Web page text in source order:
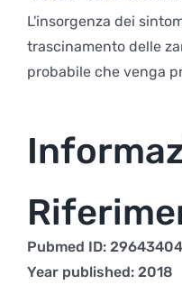
L'insorgenza dei
trascinamento delle
probabile che venga
Pubmed ID: 29643404
Year published: 2018